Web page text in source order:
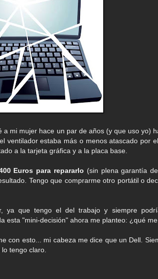
mi mujer hace un par de años (y que uso yo)
ventilador estaba más o menos atascado por
a la tarjeta gráfica y a la placa base.
Euros para repararlo (sin plena garantía
Tengo que comprarme otro portátil o
ya que tengo el del trabajo y siempre
esta "mini-decisión" ahora me planteo: ¿qué
con esto... mi cabeza me dice que un Dell.
tengo claro.